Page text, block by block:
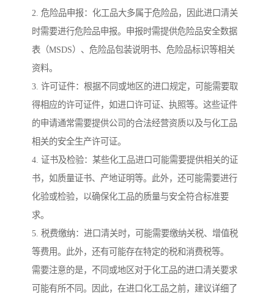
2. 危险品申报：化工品大多属于危险品，因此进口清关
时需要进行危险品申报。申报时需提供危险品安全数据
表（MSDS）、危险品包装说明书、危险品标识等相关
资料。
3. 许可证件：根据不同或地区的进口规定，可能需要取
得相应的许可证件，如进口许可证、执照等。这些证件
的申请通常需要提供公司的合法经营资质以及与化工品
相关的安全生产许可证。
4. 证书及检验：某些化工品进口可能需要提供相关的证
书，如质量证书、产地证明等。此外，还可能需要进行
化验或检验，以确保化工品的质量与安全符合标准要
求。
5. 税费缴纳：进口清关时，可能需要缴纳关税、增值税
等费用。此外，还有可能存在特定的税和消费税等。
需要注意的是，不同或地区对于化工品的进口清关要求
可能有所不同。因此，在进口化工品之前，建议详细了